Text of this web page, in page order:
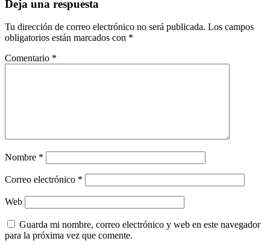
entradas
Deja una respuesta
Tu dirección de correo electrónico no será publicada. Los campos
obligatorios están marcados con *
Comentario *
Nombre *
Correo electrónico *
Web
Guarda mi nombre, correo electrónico y web en este navegador
para la próxima vez que comente.